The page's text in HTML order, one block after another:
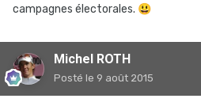
campagnes électorales. 😃
Michel ROTH
Posté le 9 août 2015